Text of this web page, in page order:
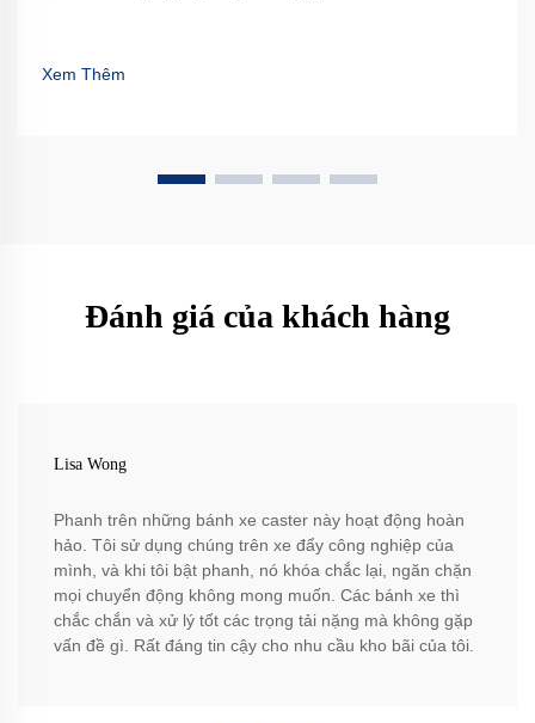
Xem Thêm
Đánh giá của khách hàng
Lisa Wong
Phanh trên những bánh xe caster này hoạt động hoàn
hảo. Tôi sử dụng chúng trên xe đẩy công nghiệp của
mình, và khi tôi bật phanh, nó khóa chắc lại, ngăn chặn
mọi chuyển động không mong muốn. Các bánh xe thì
chắc chắn và xử lý tốt các trọng tải nặng mà không gặp
vấn đề gì. Rất đáng tin cậy cho nhu cầu kho bãi của tôi.